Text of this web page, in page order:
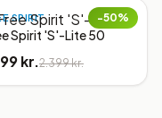
−50%
SPIRIT
Spirit 'S'-Lite 50
kr.2.399 kr.